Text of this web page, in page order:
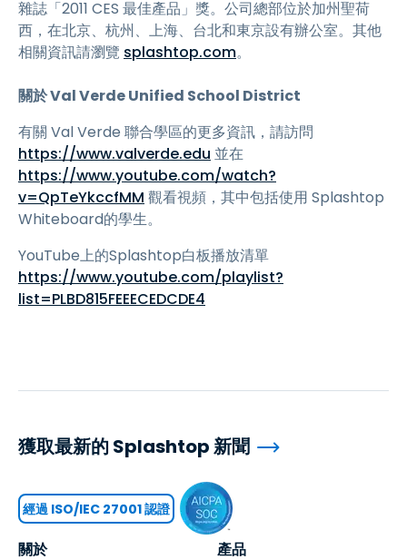
雜誌「2011 CES 最佳產品」獎。公司總部位於加州聖荷
西，在北京、杭州、上海、台北和東京設有辦公室。其他
相關資訊請瀏覽 splashtop.com。
關於 Val Verde Unified School District
有關 Val Verde 聯合學區的更多資訊，請訪問
https://www.valverde.edu 並在
https://www.youtube.com/watch?
v=QpTeYkccfMM 觀看視頻，其中包括使用 Splashtop
Whiteboard的學生。
YouTube上的Splashtop白板播放清單
https://www.youtube.com/playlist?
list=PLBD815FEEECEDCDE4
關於 產品
獲取最新的 Splashtop 新聞
經過 ISO/IEC 27001 認證